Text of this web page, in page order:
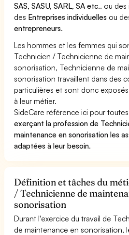
SAS, SASU, SARL, SA etc.. ou
des Entreprises individuelles ou
entrepreneurs.
Les hommes et les femmes qui
Technicien / Technicienne de
sonorisation, Technicienne de
sonorisation travaillent dans des
particulières et sont donc
à leur métier.
SideCare référence ici pour
exerçant la profession de
maintenance en sonorisation les
adaptées à leur besoin.
Définition et tâches du
/ Technicienne de
sonorisation
Durant l'exercice du travail de
de maintenance en sonorisation,